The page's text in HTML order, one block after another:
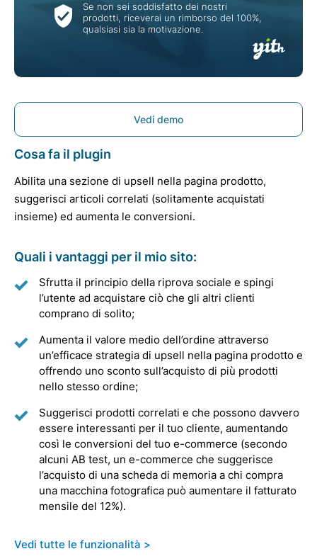
Se non sei soddisfatto dei nostri
prodotti, riceverai un rimborso del 100%,
qualsiasi sia la motivazione.
Vedi demo
Cosa fa il plugin
Abilita una sezione di upsell nella pagina prodotto,
suggerisci articoli correlati (solitamente acquistati
insieme) ed aumenta le conversioni.
Quali i vantaggi per il mio sito:
Sfrutta il principio della riprova sociale e spingi
l’utente ad acquistare ciò che gli altri clienti
comprano di solito;
Aumenta il valore medio dell’ordine attraverso
un’efficace strategia di upsell nella pagina prodotto e
offrendo uno sconto sull’acquisto di più prodotti
nello stesso ordine;
Suggerisci prodotti correlati e che possono davvero
essere interessanti per il tuo cliente, aumentando
così le conversioni del tuo e-commerce (secondo
alcuni AB test, un e-commerce che suggerisce
l’acquisto di una scheda di memoria a chi compra
una macchina fotografica può aumentare il fatturato
mensile del 12%).
Vedi tutte le funzionalità >